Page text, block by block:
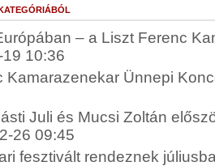
– a Liszt Ferenc
10:36
Kamarazenekar Ünnepi
Juli és Mucsi Zoltán
26 09:45
fesztivált rendeznek